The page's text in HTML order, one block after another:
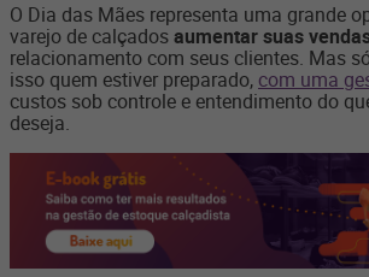
O Dia das Mães representa uma grande
varejo de calçadosaumentar suas
relacionamento com seus clientes. Mas
isso quem estiver preparado, com uma
custos sob controle e entendimento do
deseja.